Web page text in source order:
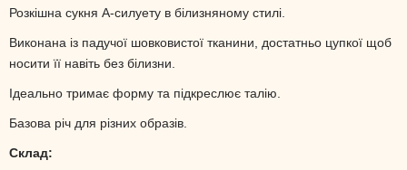
Розкішна сукня А-силуету в білизняному стилі.
Виконана із падучої шовковистої тканини, достатньо цупкої щоб
носити її навіть без білизни.
Ідеально тримає форму та підкреслює талію.
Базова річ для різних образів.
Склад: